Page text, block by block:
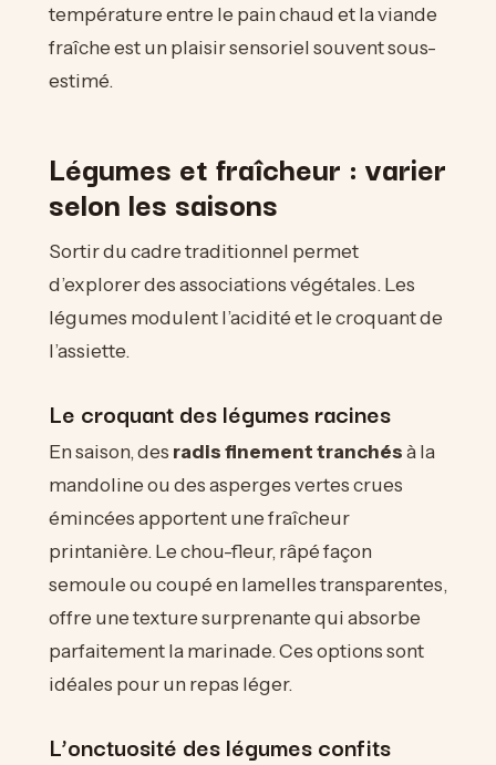
température entre le pain chaud et la viande
fraîche est un plaisir sensoriel souvent sous-
estimé.
Légumes et fraîcheur : varier
selon les saisons
Sortir du cadre traditionnel permet
d’explorer des associations végétales. Les
légumes modulent l’acidité et le croquant de
l’assiette.
Le croquant des légumes racines
En saison, des radis finement tranchésà la
mandoline ou des asperges vertes crues
émincées apportent une fraîcheur
printanière. Le chou-fleur, râpé façon
semoule ou coupé en lamelles transparentes,
offre une texture surprenante qui absorbe
parfaitement la marinade. Ces options sont
idéales pour un repas léger.
L’onctuosité des légumes confits